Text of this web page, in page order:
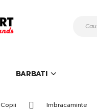
BARBATI
Copii Imbracaminte